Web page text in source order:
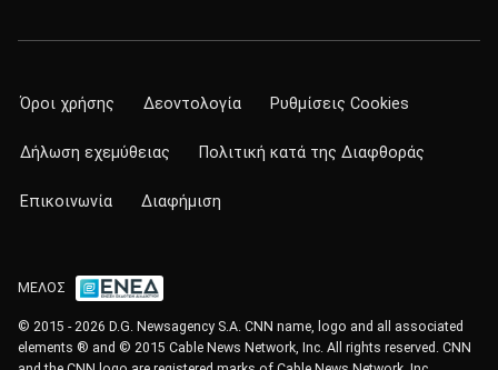
Όροι χρήσης Δεοντολογία Ρυθμίσεις Cookies
Δήλωση εχεμύθειας Πολιτική κατά της Διαφθοράς
Επικοινωνία Διαφήμιση
ΜΕΛΟΣ
© 2015 - 2026 D.G. Newsagency S.A. CNN name, logo and all associated
elements ® and © 2015 Cable News Network, Inc. All rights reserved. CNN